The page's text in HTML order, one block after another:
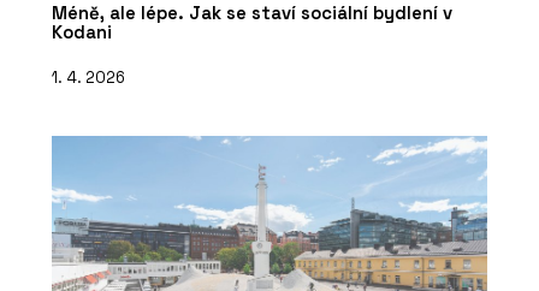
Méně, ale lépe. Jak se staví sociální bydlení v
Kodani
1. 4. 2026